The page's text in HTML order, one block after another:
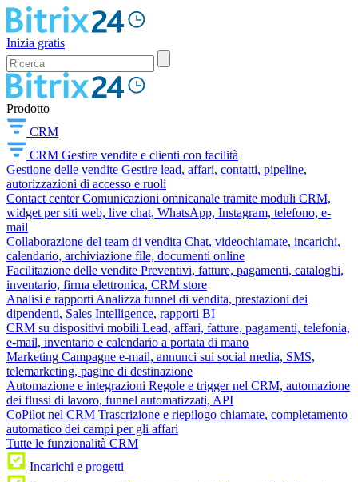
Inizia gratis
Prodotto
CRM
CRM Gestire vendite e clienti con facilità
Gestione delle vendite Gestire lead, affari, contatti, pipeline,
autorizzazioni di accesso e ruoli
Contact center Comunicazioni omnicanale tramite moduli CRM,
widget per siti web, live chat, WhatsApp, Instagram, telefono, e-
mail
Collaborazione del team di vendita Chat, videochiamate, incarichi,
calendario, archiviazione file, documenti online
Facilitazione delle vendite Preventivi, fatture, pagamenti, cataloghi,
inventario, firma elettronica, CRM store
Analisi e rapporti Analizza funnel di vendita, prestazioni dei
dipendenti, Sales Intelligence, rapporti BI
CRM su dispositivi mobili Lead, affari, fatture, pagamenti, telefonia,
e-mail, inventario e calendario a portata di mano
Marketing Campagne e-mail, annunci sui social media, SMS,
telemarketing, pagine di destinazione
Automazione e integrazioni Regole e trigger nel CRM, automazione
dei flussi di lavoro, funnel automatizzati, API
CoPilot nel CRM Trascrizione e riepilogo chiamate, completamento
automatico dei campi per gli affari
Tutte le funzionalità CRM
Incarichi e progetti